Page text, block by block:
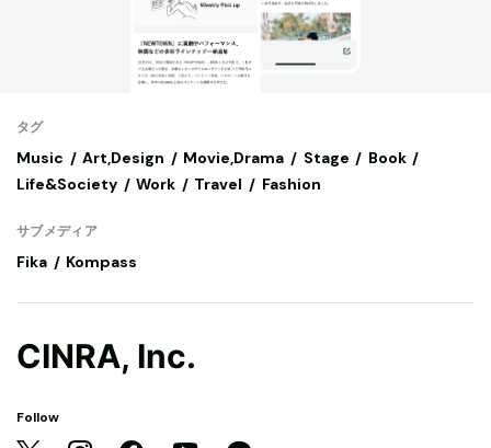
タグ
Music Art,Design Movie,Drama Stage
Book
Life&Society
Work Travel Fashion
サブメディア
Fika Kompass
CINRA, Inc.
Follow